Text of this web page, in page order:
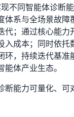
不同智能体诊断能
体系与全场景故障
代；通过核心能力
入成本；同时依托
环，持续迭代基准
体产业生态。
断能力可量化、可